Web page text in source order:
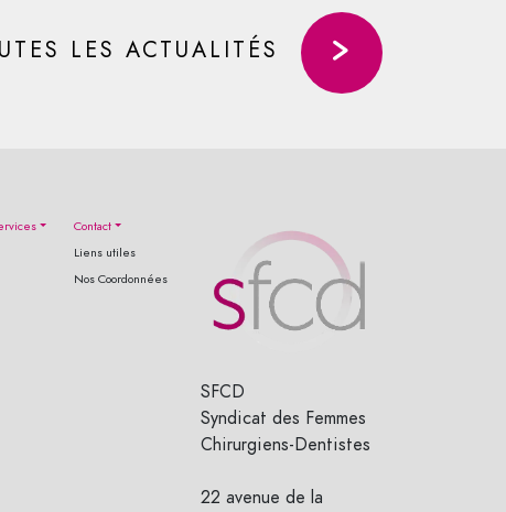
LES ACTUALITÉS
Contact
Liens utiles
Nos Coordonnées
SFCD
Syndicat des Femmes
Chirurgiens-Dentistes
22 avenue de la